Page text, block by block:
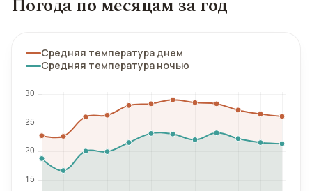
Погода по месяцам за год
Средняя температура днем
Средняя температура ночью